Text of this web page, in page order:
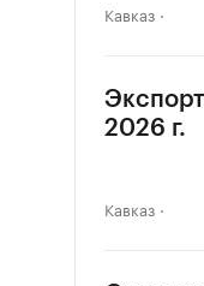
Кавказ
2026 г.
Кавказ